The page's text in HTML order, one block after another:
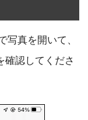
写真を開いて、
確認してくださ